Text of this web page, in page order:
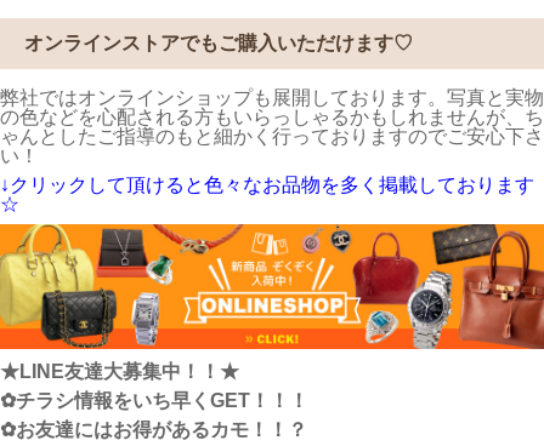
オンラインストアでもご購入いただけます♡
弊社ではオンラインショップも展開しております。写真と実物
の色などを心配される方もいらっしゃるかもしれませんが、ち
ゃんとしたご指導のもと細かく行っておりますのでご安心下さ
い！
↓クリックして頂けると色々なお品物を多く掲載しております
☆
★LINE友達大募集中！！★
✿チラシ情報をいち早くGET！！！
✿お友達にはお得があるカモ！！？